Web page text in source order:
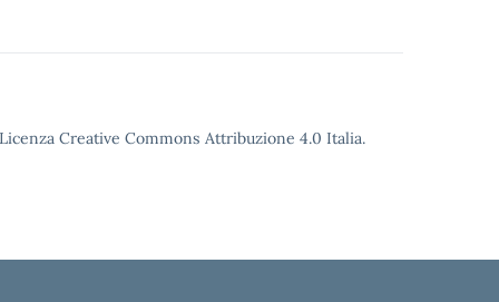
Creative Commons Attribuzione 4.0 Italia.